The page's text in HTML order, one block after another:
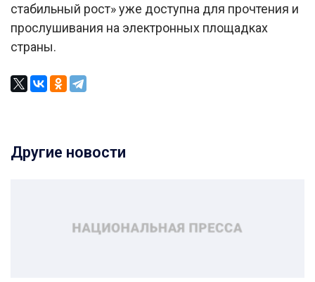
стабильный рост» уже доступна для прочтения и
прослушивания на электронных площадках
страны.
Другие новости